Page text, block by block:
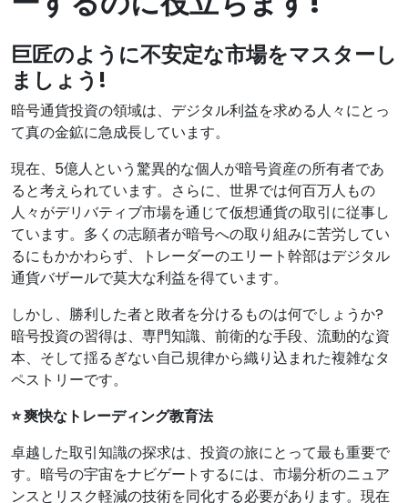
巨匠のように不安定な市場をマスターし
ましょう!
暗号通貨投資の領域は、デジタル利益を求める人々にとっ
て真の金鉱に急成長しています。
現在、5億人という驚異的な個人が暗号資産の所有者であ
ると考えられています。さらに、世界では何百万人もの
人々がデリバティブ市場を通じて仮想通貨の取引に従事し
ています。多くの志願者が暗号への取り組みに苦労してい
るにもかかわらず、トレーダーのエリート幹部はデジタル
通貨バザールで莫大な利益を得ています。
しかし、勝利した者と敗者を分けるものは何でしょうか?
暗号投資の習得は、専門知識、前衛的な手段、流動的な資
本、そして揺るぎない自己規律から織り込まれた複雑なタ
ペストリーです。
⭐ 爽快なトレーディング教育法
卓越した取引知識の探求は、投資の旅にとって最も重要で
す。暗号の宇宙をナビゲートするには、市場分析のニュア
ンスとリスク軽減の技術を同化する必要があります。現在